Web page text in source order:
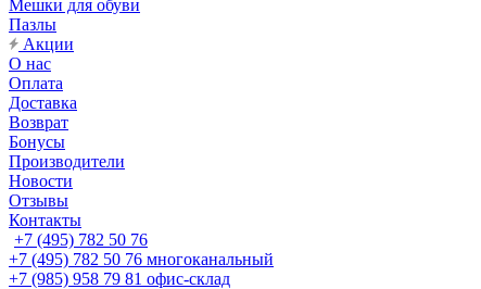
Мешки для обуви
Пазлы
Акции
О нас
Оплата
Доставка
Возврат
Бонусы
Производители
Новости
Отзывы
Контакты
+7 (495) 782 50 76
+7 (495) 782 50 76 многоканальный
+7 (985) 958 79 81 офис-склад